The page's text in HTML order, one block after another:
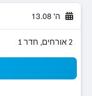
ה' 13.08
2 אורחים, חדר 1